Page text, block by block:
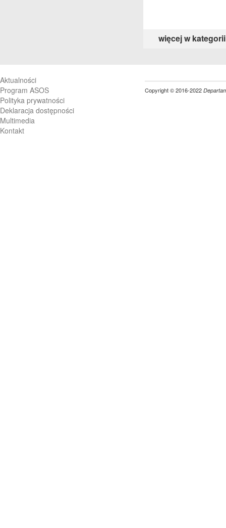
więcej w
Aktualności
Program ASOS
Polityka prywatności
Deklaracja dostępności
Multimedia
Kontakt
Copyright © 2016-2022